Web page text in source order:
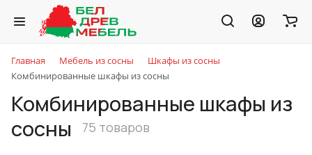
Главная Мебель из сосны
Шкафы из сосны
Комбинированные шкафы из сосны
Комбинированные шкафы из
сосны
75 товаров